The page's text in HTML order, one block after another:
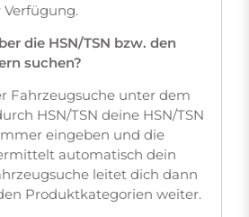
die HSN/TSN bzw. den
suchen?
Fahrzeugsuche unter dem
HSN/TSN deine HSN/TSN
eingeben und die
automatisch dein
leitet dich dann
Produktkategorien weiter.